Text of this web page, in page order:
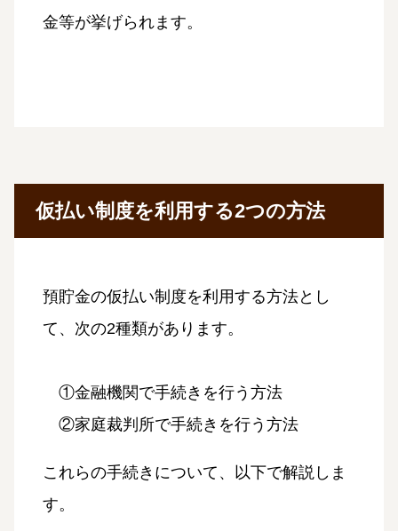
金等が挙げられます。
仮払い制度を利用する2つの方法
預貯金の仮払い制度を利用する方法とし
て、次の2種類があります。
①金融機関で手続きを行う方法
②家庭裁判所で手続きを行う方法
これらの手続きについて、以下で解説しま
す。